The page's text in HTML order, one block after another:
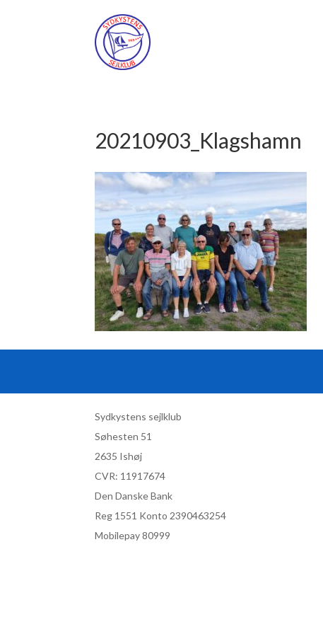
20210903_Klagshamn
Sydkystens sejlklub
Søhesten 51
2635 Ishøj
CVR: 11917674
Den Danske Bank
Reg 1551 Konto 2390463254
Mobilepay 80999